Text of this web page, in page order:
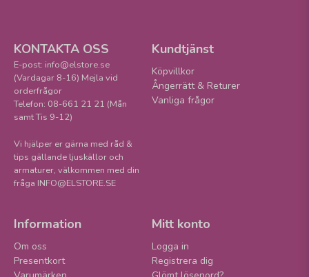
KONTAKTA OSS
E-post: info@elstore.se
(Vardagar 8-16) Mejla vid
orderfrågor
Telefon: 08-661 21 21 (Mån
samt Tis 9-12)
Vi hjälper er gärna med råd &
tips gällande ljuskällor och
armaturer, välkommen med din
fråga INFO@ELSTORE.SE
Kundtjänst
Köpvillkor
Ångerrätt & Returer
Vanliga frågor
Information
Om oss
Presentkort
Mitt konto
Logga in
Registrera dig